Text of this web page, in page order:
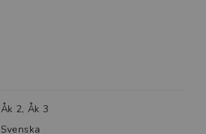
Åk 2, Åk 3
Svenska